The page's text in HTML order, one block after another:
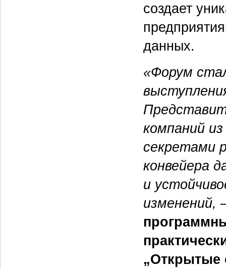
создает
данных.
«Форум
компаний
секретами
конвейера
и
изменений,
„Открытые